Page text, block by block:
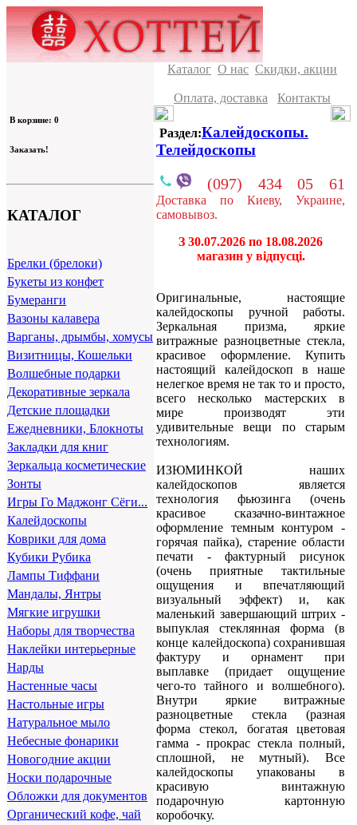
В корзине: 0
Заказать!
КАТАЛОГ
Брелки (брелоки)
Букеты из конфет
Бумеранги
Вазоны калавера
Варганы, дрымбы, хомусы
Визитницы, Кошельки
Волшебные подарки
Декоративные зеркала
Детские площадки
Ежедневники, Блокноты
Закладки для книг
Зеркальца косметические
Зонты
Игры Го Маджонг Сёги...
Калейдоскопы
Коврики для дома
Кубики Рубика
Лампы Тиффани
Мандалы, Янтры
Мягкие игрушки
Наборы для творчества
Наклейки интерьерные
Нарды
Настенные часы
Настольные игры
Натуральное мыло
Небесные фонарики
Новогодние акции
Носки подарочные
Обложки для документов
Органический кофе, чай
Каталог О нас Скидки, акции
Оплата, доставка Контакты
Раздел:Калейдоскопы.
Телейдоскопы
(097) 434 05 61
Доставка по Киеву, Украине,
самовывоз.
З 30.07.2026 по 18.08.2026
магазин у відпусці.
Оригинальные, настоящие
калейдоскопы ручной работы.
Зеркальная призма, яркие
витражные разноцветные стекла,
красивое оформление. Купить
настоящий калейдоскоп в наше
нелегкое время не так то и просто,
всего несколько мастерских в
мире производят эти
удивительные вещи по старым
технологиям.
ИЗЮМИНКОЙ наших
калейдоскопов является
технология фьюзинга (очень
красивое сказачно-винтажное
оформление темным контуром -
горячая пайка), старение области
печати - фактурный рисунок
(очень приятные тактильные
ощущения и впечатляющий
визуальный эффект) и, как
маленький завершающий штрих -
выпуклая стеклянная форма (в
конце калейдоскопа) сохранившая
фактуру и орнамент при
выплавке (придает ощущение
чего-то тайного и волшебного).
Внутри яркие витражные
разноцветные стекла (разная
форма стекол, богатая цветовая
гамма - прокрас стекла полный,
сплошной, не мутный). Все
калейдоскопы упакованы в
красивую винтажную
подарочную картонную
коробочку.